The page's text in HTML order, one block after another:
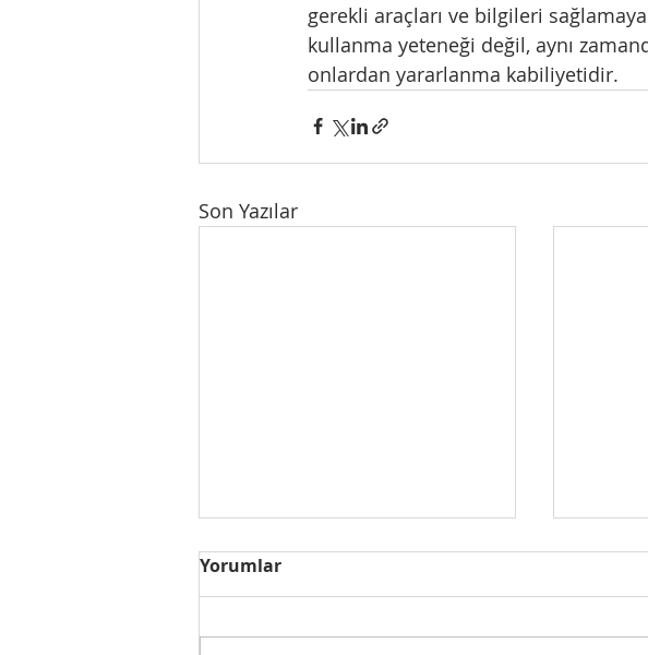
gerekli araçları ve bilgileri
kullanma yeteneği değil, aynı
onlardan yararlanma kabiliyetidir.
Son Yazılar
Yorumlar